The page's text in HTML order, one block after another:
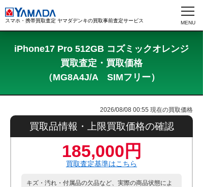
スマホ・携帯買取査定 ヤマダデンキの買取事前査定サービス
iPhone17 Pro 512GB コズミックオレンジ
買取査定・買取価格
（MG8A4J/A SIMフリー）
2026/08/08 00:55 現在の買取価格
買取品情報・上限買取価格の確認
185,000円
買取査定基準はこちら
キズ・汚れ・付属品の欠品など、実際の商品状態によ